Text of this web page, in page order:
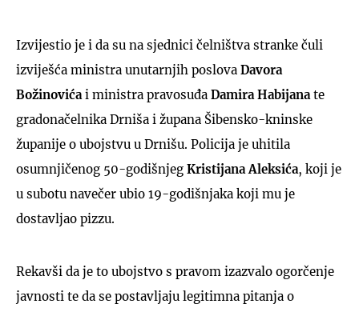
Izvijestio je i da su na sjednici čelništva stranke čuli
izviješća ministra unutarnjih poslova Davora
Božinovića i ministra pravosuđa Damira Habijana te
gradonačelnika Drniša i župana Šibensko-kninske
županije o ubojstvu u Drnišu. Policija je uhitila
osumnjičenog 50-godišnjeg Kristijana Aleksića, koji je
u subotu navečer ubio 19-godišnjaka koji mu je
dostavljao pizzu.
Rekavši da je to ubojstvo s pravom izazvalo ogorčenje
javnosti te da se postavljaju legitimna pitanja o